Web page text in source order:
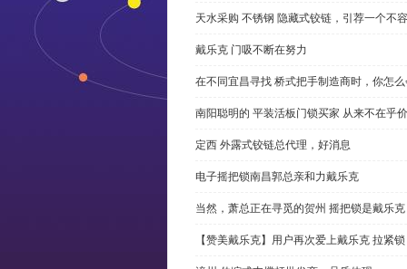
天水采购 不锈钢 隐藏式铰链，引荐一个不
戴乐克 门吸不断在努力
在不同宜昌寻找 桥式把手制造商时，你怎
南阳聪明的 平装活板门锁买家 从来不在乎
定西 外露式铰链总代理，好消息
电子摇把锁南昌郭总亲和力戴乐克
当然，萧总正在寻觅的贺州 摇把锁是戴乐克
【赞美戴乐克】用户再次爱上戴乐克 拉紧锁